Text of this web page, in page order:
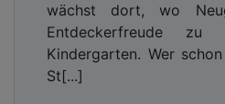
wächst dort, wo
Entdeckerfreude
Kindergarten. Wer
St[...]